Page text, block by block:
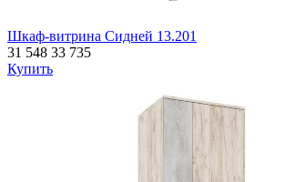
Шкаф-витрина Сидней 13.201
31 548 33 735
Купить